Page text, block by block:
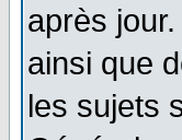
après
ainsi que
les sujets